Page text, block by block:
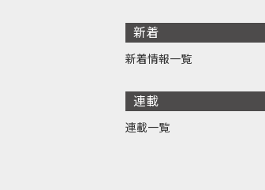
新着
新着情報一覧
連載
連載一覧